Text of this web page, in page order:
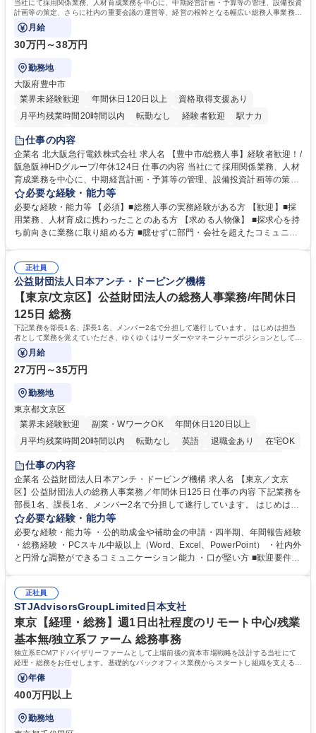
当社にて採用関係業務、人材育成業務を中心に、中期経営計画・予算等の管理、設備投資
計画等の策定、さらに社内の重要会議の運営等、経営の根幹となる幅広い総務人事業務全
般を担当していただきます。
月給
30万円～38万円
勤務地
大阪府豊中市
業界未経験歓迎
年間休日120日以上
資格取得支援あり
月平均残業時間20時間以内
転勤なし 経験者歓迎
駅ナカ
退職金あり
土日祝休み
服装自由 昼食補助あり 食事補助あり
仕事の内容
企業名 北大阪急行電鉄株式会社 求人名 【豊中市/総務人事】経験者歓迎！/
阪急阪神HDグループ/年休124日 仕事の内容 当社にて採用関係業務、人材
育成業務を中心に、中期経営計画・予算等の管理、設備投資計画等の策
定、さらに社内の重要会議の運営等、経営の根幹となる幅広い総務人事業
務全般を担当していただきます。 【主な業務内容】 ■採用関係業務および
人材育成(社員研修)業務の推進 ■中期経営計画および予算等の管理 ■設備
投資計画等の策定 ■社内の重要会議の運営 ■その他総務人事業務全般 【入
務人事】経験者歓迎！/阪急阪神HDグループ/年休124日
必要な経験・能力等
必要な経験・能力等 【必須】■総務人事の実務経験がある方 【歓迎】■採
用業務、人材育成に携わったことのある方 【求める人物像】 ■探求心を持
ち前向きに業務に取り組める方 ■臆せずに部門・会社を超えたコミュニケ
囲のメンバーと協調しつつ主体性を持って能動的に業務を推進できる方 学
歴・資格 学歴：大学院 大学 高専 短大 専修学校 高校 語学力： 資格：
正社員
公益財団法人日本アンチ・ドーピング機構
【東京/文京区】公益財団法人の総務人事業務/年間休日
125日 総務
下記業務を部長1名、課長1名、メンバー2名で分担して遂行しています。 はじめは担当
者として業務を覚えていただき、ゆくゆくはリーダーやマネージャーポジションとして活
躍いただくことを期待しています。
月給
27万円～35万円
勤務地
東京都文京区
業界未経験歓迎
副業・WワークOK
年間休日120日以上
月平均残業時間20時間以内
転勤なし 英語 退職金あり
在宅OK
賞与あり
育休あり
食事補助あり
仕事の内容
企業名 公益財団法人日本アンチ・ドーピング機構 求人名 【東京／文京
区】公益財団法人の総務人事業務／年間休日125日 仕事の内容 下記業務を
部長1名、課長1名、メンバー2名で分担して遂行しています。 はじめは担
当者として業務を覚えていただき、ゆくゆくはリーダーやマネージャーポ
ジションとして活躍いただくことを期待しています。 【総務・人事グルー
プの業務内容】 ・人事制度関連 ・採用活動 ・教育研修の企画、実行 ・勤
怠管理 ・官公庁への各種提出 ・法定の会議運営（評議員会、理事会） ・
管理 ・福利厚生関連 ・職員からの問合せ、相談対応 ・その他日常の総務
業務全般 募集職種 【東京／文京区】公益財団法人の総務人事業務／年間
休日125日
必要な経験・能力等
必要な経験・能力等 ・公的助成金や補助金の申請・四半期、年間報告経験
・総務経験 ・PCスキル中級以上（Word、Excel、PowerPoint） ・社内外
と円滑な調整ができるコミュニケーション能力 ・口が堅い方 ■歓迎要件
正社員
STJAdvisorsGroupLimited日本支社
東京【経理・総務】週1日出社程度のリモート中心/残業
基本無/独立系ファーム 総務事務
独立系ECMアドバイザリーファームとして上場前後の資本市場戦略を設計する当社にて
経理・総務をお任せします。基礎的なバックオフィス業務からスタートし組織を支える専
任担当として広く活躍できる環境です。
年俸
400万円以上
勤務地